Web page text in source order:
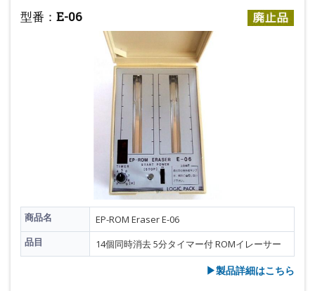
型番： E-06
商品名
EP-ROM Eraser E-06
品目
14個同時消去 5分タイマー付 ROMイレーサー
▶︎製品詳細はこちら